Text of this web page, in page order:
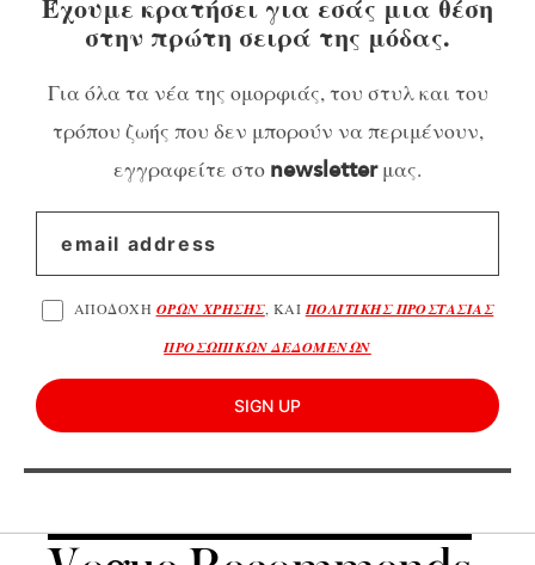
Έχουμε κρατήσει για εσάς μια θέση
στην πρώτη σειρά της μόδας.
Για όλα τα νέα της ομορφιάς, του στυλ και του
τρόπου ζωής που δεν μπορούν να περιμένουν,
εγγραφείτε στο newsletterμας.
ΑΠΟΔΟΧΗ ΟΡΩΝ ΧΡΗΣΗΣ, ΚΑΙ ΠΟΛΙΤΙΚΗΣ ΠΡΟΣΤΑΣΙΑΣ
ΠΡΟΣΩΠΙΚΩΝ ΔΕΔΟΜΕΝΩΝ
SIGN UP